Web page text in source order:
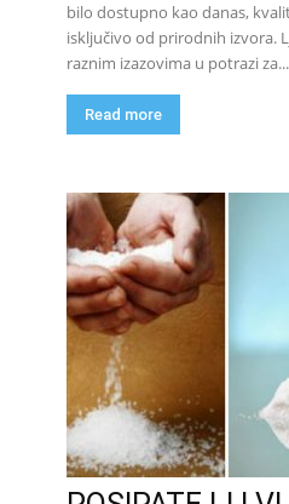
bilo dostupno kao danas,
isključivo od prirodnih izvora.
raznim izazovima u potrazi za...
Read more